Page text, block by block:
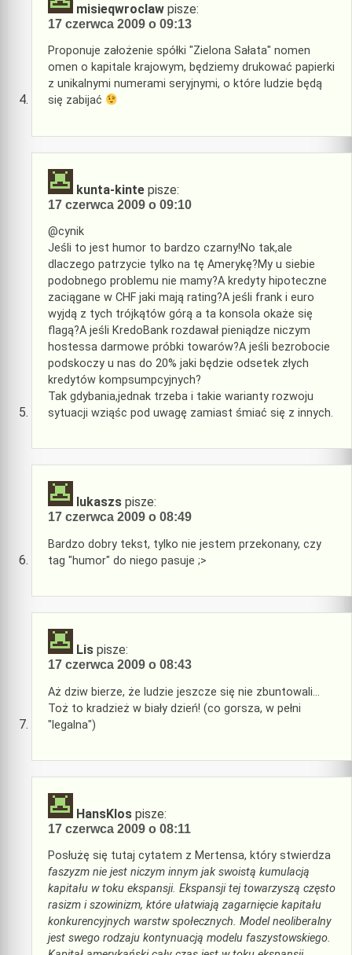
misieqwroclaw pisze:
17 czerwca 2009 o 09:13
Proponuje założenie spółki "Zielona Sałata" nomen
omen o kapitale krajowym, będziemy drukować papierki
z unikalnymi numerami seryjnymi, o które ludzie będą
się zabijać
kunta-kinte pisze:
17 czerwca 2009 o 09:10
@cynik
Jeśli to jest humor to bardzo czarny!No tak,ale
dlaczego patrzycie tylko na tę Amerykę?My u siebie
podobnego problemu nie mamy?A kredyty hipoteczne
zaciągane w CHF jaki mają rating?A jeśli frank i euro
wyjdą z tych trójkątów górą a ta konsola okaże się
flagą?A jeśli KredoBank rozdawał pieniądze niczym
hostessa darmowe próbki towarów?A jeśli bezrobocie
podskoczy u nas do 20% jaki będzie odsetek złych
kredytów kompsumpcyjnych?
Tak gdybania,jednak trzeba i takie warianty rozwoju
sytuacji wziąśc pod uwagę zamiast śmiać się z innych.
lukaszs pisze:
17 czerwca 2009 o 08:49
Bardzo dobry tekst, tylko nie jestem przekonany, czy
tag "humor" do niego pasuje ;>
Lis pisze:
17 czerwca 2009 o 08:43
Aż dziw bierze, że ludzie jeszcze się nie zbuntowali…
Toż to kradzież w biały dzień! (co gorsza, w pełni
"legalna")
HansKlos pisze:
17 czerwca 2009 o 08:11
Posłużę się tutaj cytatem z Mertensa, który stwierdza
faszyzm nie jest niczym innym jak swoistą kumulacją
kapitału w toku ekspansji. Ekspansji tej towarzyszą często
rasizm i szowinizm, które ułatwiają zagarnięcie kapitału
konkurencyjnych warstw społecznych. Model neoliberalny
jest swego rodzaju kontynuacją modelu faszystowskiego.